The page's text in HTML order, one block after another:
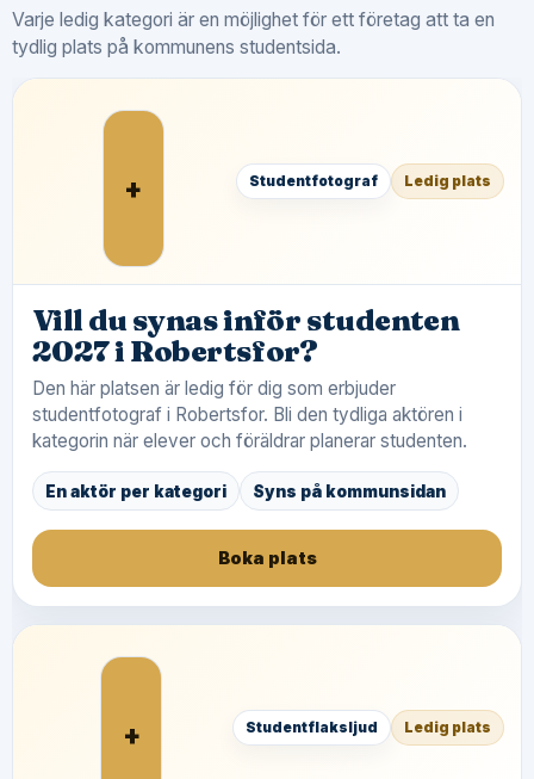
Varje ledig kategori är en möjlighet för ett företag att ta en
tydlig plats på kommunens studentsida.
+ Studentfotograf Ledig plats
Vill du synas inför studenten
2027 i Robertsfor?
Den här platsen är ledig för dig som erbjuder
studentfotograf i Robertsfor. Bli den tydliga aktören i
kategorin när elever och föräldrar planerar studenten.
En aktör per kategori Syns på kommunsidan
Boka plats
+ Studentflaksljud Ledig plats